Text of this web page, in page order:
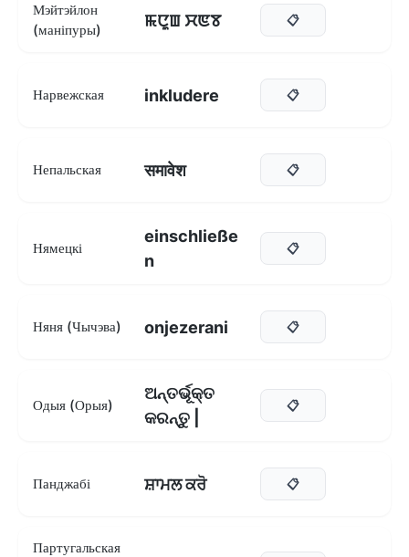
Мэйтэйлон
(маніпуры)
ꯃꯅꯨꯡ ꯆꯟꯕ 📋
Нарвежская inkludere 📋
Непальская समावेश 📋
Нямецкі
einschließe
n
📋
Няня (Чычэва) onjezerani 📋
Одыя (Орыя)
ଅନ୍ତର୍ଭୂକ୍ତ
କରନ୍ତୁ |
📋
Панджабі ਸ਼ਾਮਲ ਕਰੋ 📋
Партугальская